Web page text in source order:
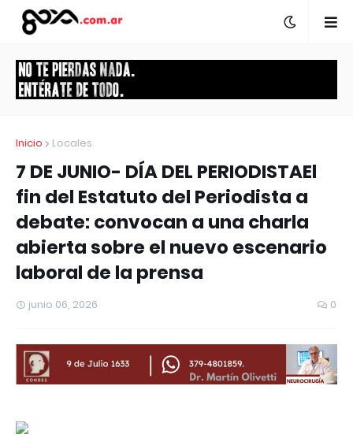
Inicio Locales
7 DE JUNIO- DÍA DEL PERIODISTAEl
fin del Estatuto del Periodista a
debate: convocan a una charla
abierta sobre el nuevo escenario
laboral de la prensa
junio 06, 2026 0